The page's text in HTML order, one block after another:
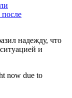
надежду, что
и
now due to